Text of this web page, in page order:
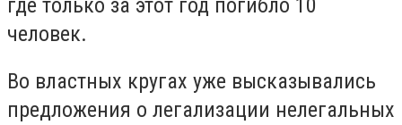
где только за этот год погибло 10
человек.
Во властных кругах уже высказывались
предложения о легализации нелегальных